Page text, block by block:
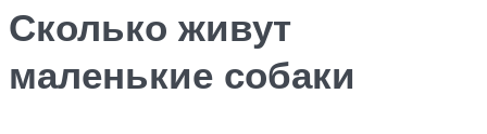
Сколько живут
маленькие собаки